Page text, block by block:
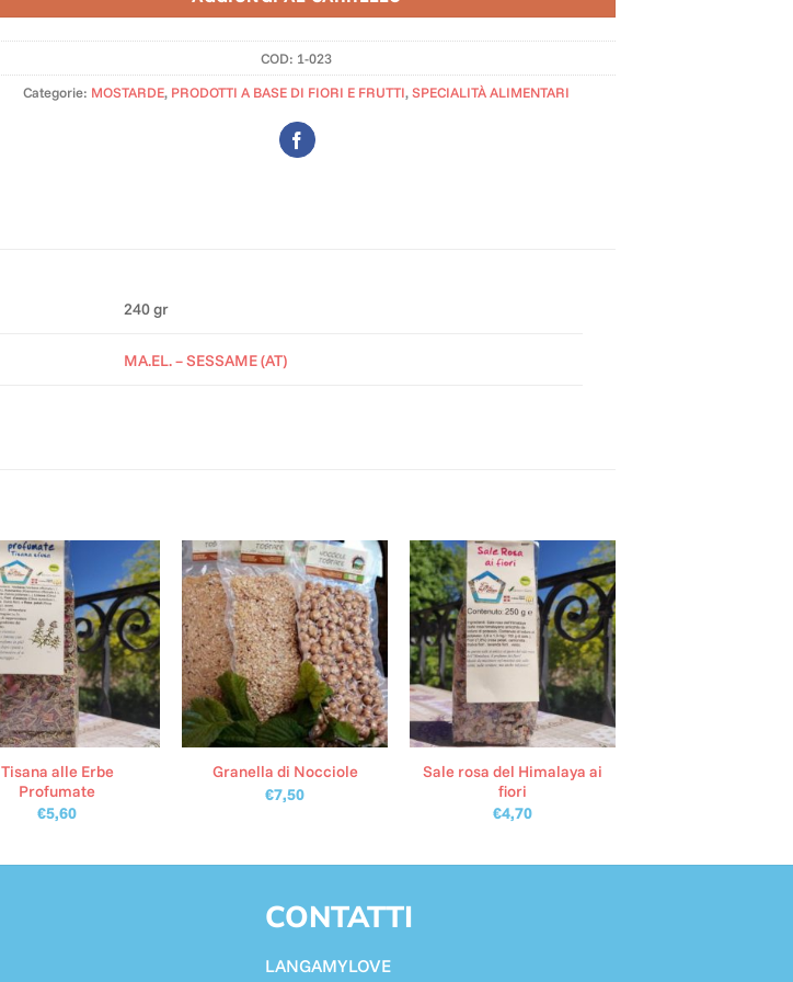
COD: 1-023
Categorie: MOSTARDE, PRODOTTI A BASE DI FIORI E FRUTTI,SPECIALITÀ ALIMENTARI
240 gr
MA.EL. – SESSAME (AT)
Tisana alle Erbe
Profumate
€5,60
Granella di Nocciole
€7,50
Sale rosa del Himalaya ai
fiori
€4,70
CONTATTI
LANGAMYLOVE